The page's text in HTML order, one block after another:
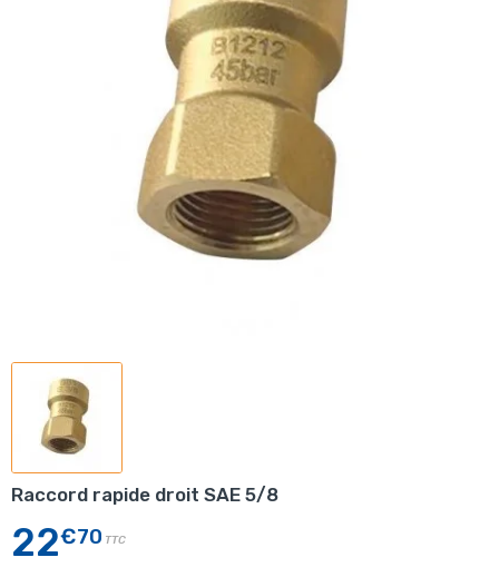
Raccord rapide droit SAE 5/8
22€70 TTC